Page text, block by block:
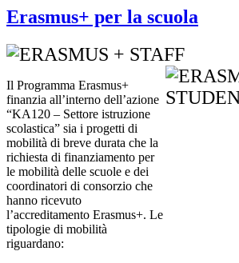
Erasmus+ per la scuola
Il Programma Erasmus+
finanzia all’interno dell’azione
“KA120 – Settore istruzione
scolastica” sia i progetti di
mobilità di breve durata che la
richiesta di finanziamento per
le mobilità delle scuole e dei
coordinatori di consorzio che
hanno ricevuto
l’accreditamento Erasmus+. Le
tipologie di mobilità
riguardano: